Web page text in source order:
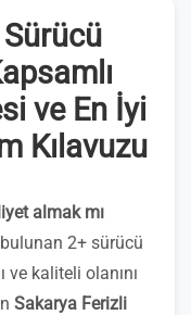
ve En İyi
Kılavuzu
almak mı
2+ sürücü
ve kaliteli olanını
Sakarya Ferizli